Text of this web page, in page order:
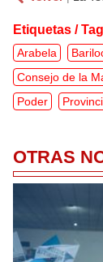
Etiquetas /
Arabela
Consejo de la
Poder
OTRAS